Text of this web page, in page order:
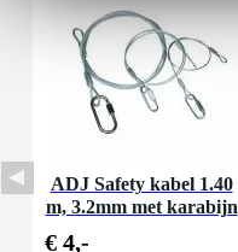
ADJ Safety kabel 1.40
m, 3.2mm met karabijn
€ 4,-